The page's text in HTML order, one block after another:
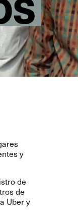
y
de
de
Uber y